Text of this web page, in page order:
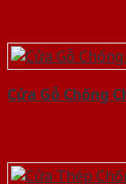
Cửa Gỗ Chống